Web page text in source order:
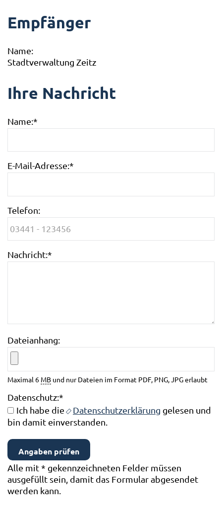
Empfänger
Name:
Stadtverwaltung Zeitz
Ihre Nachricht
Name:*
E-Mail-Adresse:*
Telefon:
Nachricht:*
Dateianhang:
Maximal 6 MB und nur Dateien im Format PDF, PNG, JPG erlaubt
Datenschutz:*
Ich habe die
Datenschutzerklärung gelesen und
bin damit einverstanden.
Alle mit* gekennzeichneten Felder müssen
ausgefüllt sein, damit das Formular abgesendet
werden kann.